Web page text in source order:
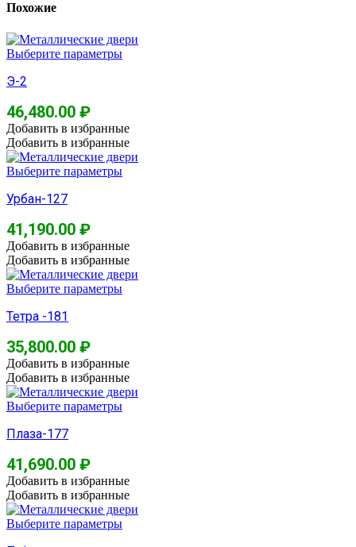
Похожие
Выберите параметры
Э-2
46,480.00 ₽
Добавить в избранные
Добавить в избранные
Выберите параметры
Урбан-127
41,190.00 ₽
Добавить в избранные
Добавить в избранные
Выберите параметры
Тетра -181
35,800.00 ₽
Добавить в избранные
Добавить в избранные
Выберите параметры
Плаза-177
41,690.00 ₽
Добавить в избранные
Добавить в избранные
Выберите параметры